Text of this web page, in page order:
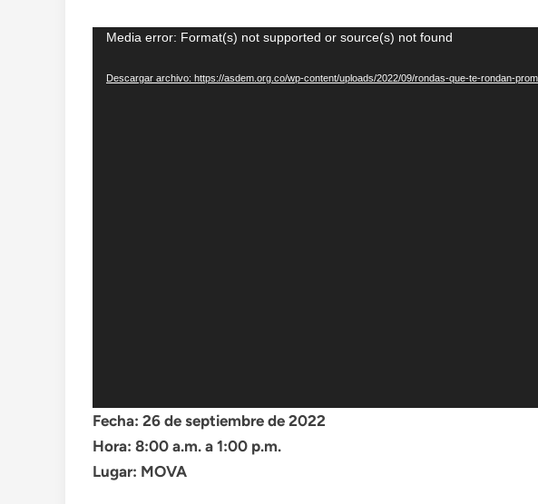
Reproductor
Media error: Format(s) not supported or source(s) not found
Descargar archivo: https://asdem.org.co/wp-content/uploads/2022/09/rondas-que-te-rondan-
Fecha: 26 de septiembre de 2022
Hora: 8:00 a.m. a 1:00 p.m.
Lugar: MOVA